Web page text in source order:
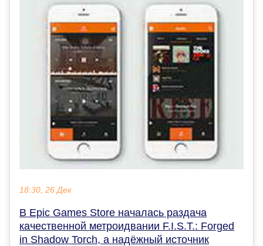
18:30, 26 Дек
В Epic Games Store началась раздача
качественной метроидвании F.I.S.T.: Forged
in Shadow Torch, а надёжный источник